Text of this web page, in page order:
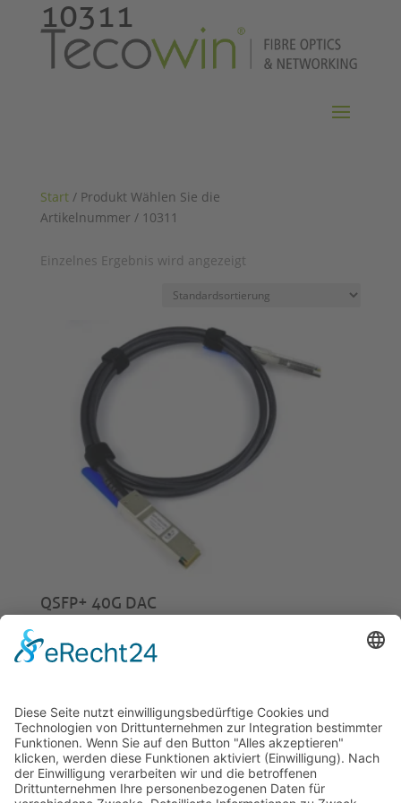
Start/ Produkt Wählen Sie die
Artikelnummer / 10311
10311
Einzelnes Ergebnis wird angezeigt
QSFP+ 40G DAC
ab
© 2026 Tecowin GmbH |Impressum|Datenschutz
| Widerrufsrecht|AGB| Gewährleistung|RMA